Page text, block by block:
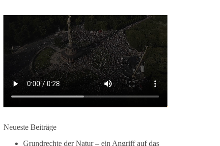
Revanchismus!“
👉 Hier geht es zum vollständigen Video:
https://www.youtube.com/live/a9hOswSNg4I?
si=2b_C6GgNY9EB-rXw
🟩🟩🟦🟦🟥🟥🟧🟧
#dieBasis #frieden
#friedenspartei
Neueste Beiträge
Grundrechte der Natur – ein Angriff auf das